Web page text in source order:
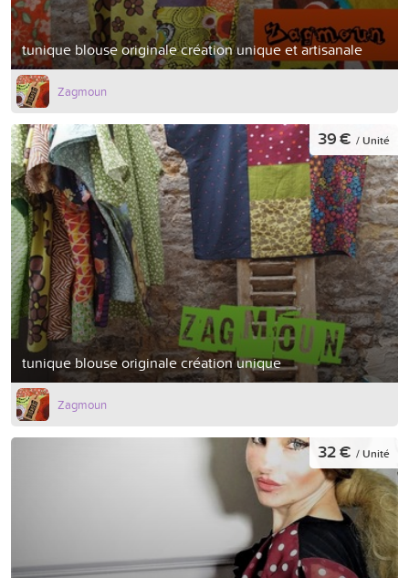
tunique blouse originale création unique et artisanale
Zagmoun
tunique blouse originale création unique
39 € / Unité
Zagmoun
32 € / Unité